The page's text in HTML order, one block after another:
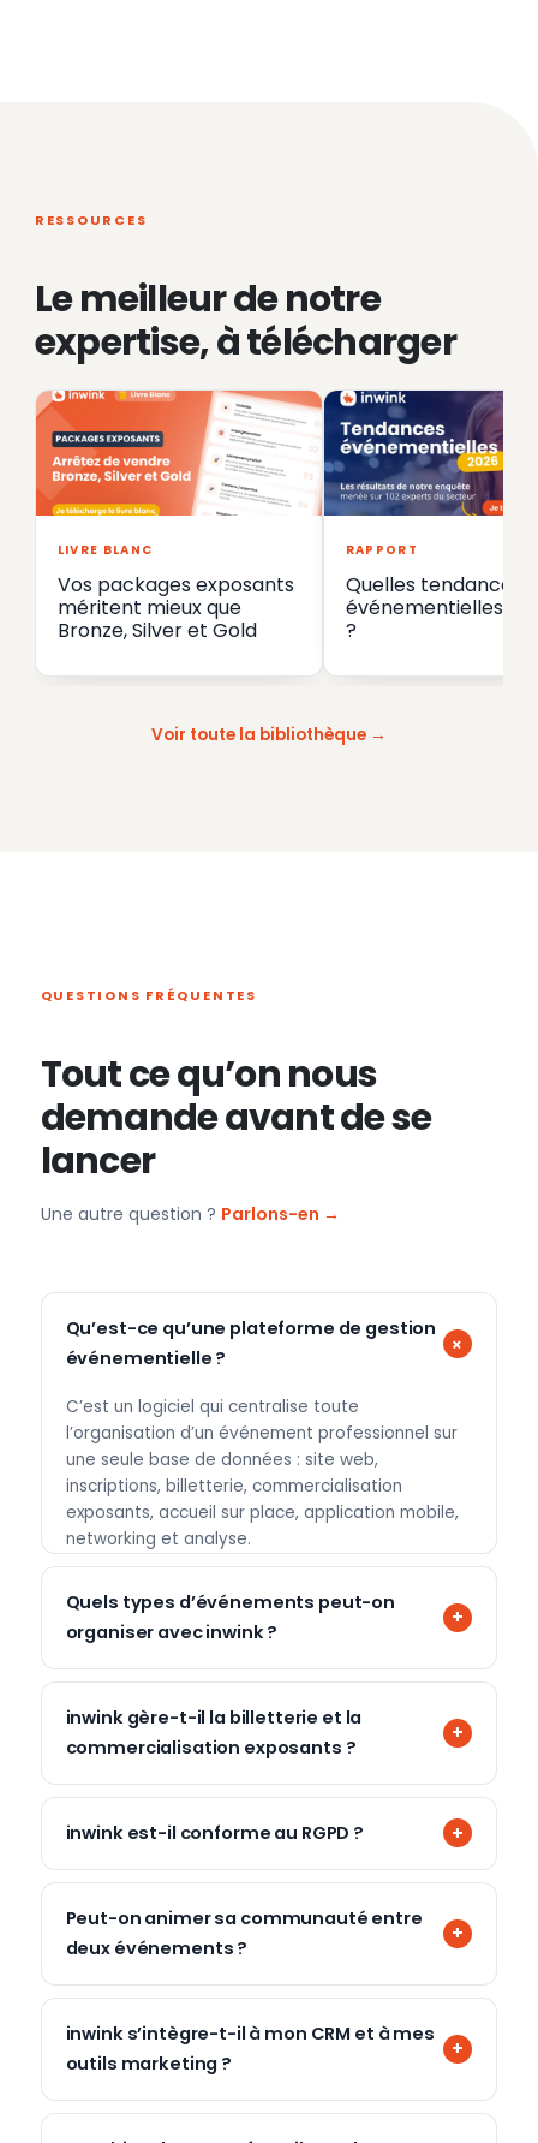
RESSOURCES
Le meilleur de notre
expertise, à télécharger
LIVRE BLANC
Vos packages exposants
méritent mieux que
Bronze, Silver et Gold
RAPPORT
Quelles tendances
événementielles en
?
Voir toute la bibliothèque
QUESTIONS FRÉQUENTES
Tout ce qu’on nous
demande avant de se
lancer
Une autre question ? Parlons-en →
Qu’est-ce qu’une plateforme de gestion
événementielle ?
C’est un logiciel qui centralise toute
l’organisation d’un événement professionnel sur
une seule base de données : site web,
inscriptions, billetterie, commercialisation
exposants, accueil sur place, application mobile,
networking et analyse.
Quels types d’événements peut-on
organiser avec inwink ?
inwink gère-t-il la billetterie et la
commercialisation exposants ?
inwink est-il conforme au RGPD ?
Peut-on animer sa communauté entre
deux événements ?
inwink s’intègre-t-il à mon CRM et à mes
outils marketing ?